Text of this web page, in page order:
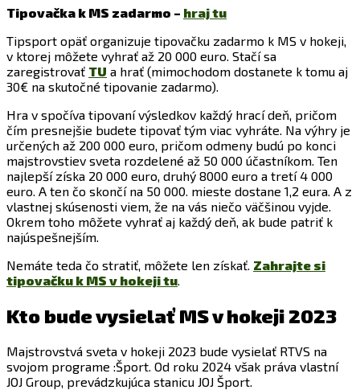
Tipovačka k MS zadarmo – hraj tu
Tipsport opäť organizuje tipovačku zadarmo k MS v hokeji,
v ktorej môžete vyhrať až 20 000 euro. Stačí sa
zaregistrovať TU a hrať (mimochodom dostanete k tomu aj
30€ na skutočné tipovanie zadarmo).
Hra v spočíva tipovaní výsledkov každý hrací deň, pričom
čím presnejšie budete tipovať tým viac vyhráte. Na výhry je
určených až 200 000 euro, pričom odmeny budú po konci
majstrovstiev sveta rozdelené až 50 000 účastníkom. Ten
najlepší získa 20 000 euro, druhý 8000 euro a tretí 4 000
euro. A ten čo skončí na 50 000. mieste dostane 1,2 eura. A z
vlastnej skúsenosti viem, že na vás niečo väčšinou vyjde.
Okrem toho môžete vyhrať aj každý deň, ak bude patriť k
najúspešnejším.
Nemáte teda čo stratiť, môžete len získať. Zahrajte si
tipovačku k MS v hokeji tu.
Kto bude vysielať MS v hokeji 2023
Majstrovstvá sveta v hokeji 2023 bude vysielať RTVS na
svojom programe :Šport. Od roku 2024 však práva vlastní
JOJ Group, prevádzkujúca stanicu JOJ Šport.